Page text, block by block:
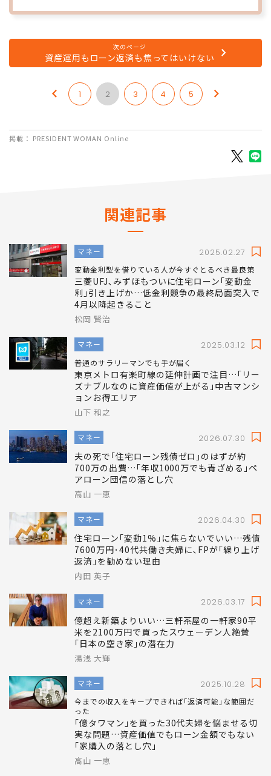
次のページ
資産運用もローン返済も焦ってはいけない
1 2 3 4 5
掲載： PRESIDENT WOMAN Online
関連記事
マネー 2025.02.27
変動金利型を借りている人が今すぐとるべき最良策
三菱UFJ､みずほもついに住宅ローン｢変動金
利｣引き上げか…低金利競争の最終局面突入で
4月以降起きること
松岡 賢治
マネー 2025.03.12
普通のサラリーマンでも手が届く
東京メトロ有楽町線の延伸計画で注目…｢リー
ズナブルなのに資産価値が上がる｣中古マンシ
ョンお得エリア
山下 和之
マネー 2026.07.30
夫の死で｢住宅ローン残債ゼロ｣のはずが約
700万の出費…｢年収1000万でも青ざめる｣ペ
アローン団信の落とし穴
高山 一恵
マネー 2026.04.30
住宅ローン｢変動1%｣に焦らないでいい…残債
7600万円･40代共働き夫婦に､FPが｢繰り上げ
返済｣を勧めない理由
内田 英子
マネー 2026.03.17
億超え新築よりいい…三軒茶屋の一軒家90平
米を2100万円で買ったスウェーデン人絶賛
｢日本の空き家｣の潜在力
湯浅 大輝
マネー 2025.10.28
今までの収入をキープできれば｢返済可能｣な範囲だ
った
｢億タワマン｣を買った30代夫婦を悩ませる切
実な問題…資産価値でもローン金額でもない
｢家購入の落とし穴｣
高山 一恵